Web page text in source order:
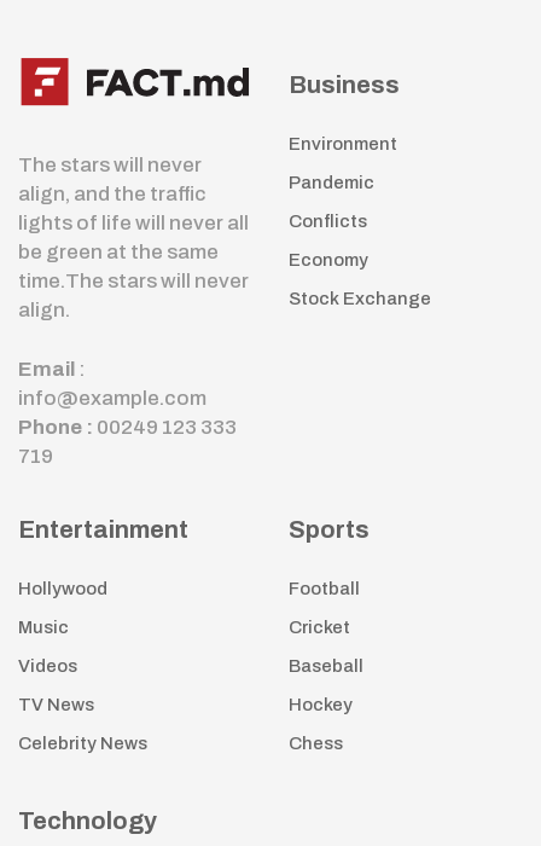
The stars will never
align, and the traffic
lights of life will never all
be green at the same
time.The stars will never
align.
Email :
info@example.com
Phone : 00249 123 333
719
Business
Environment
Pandemic
Conflicts
Economy
Stock Exchange
Entertainment
Hollywood
Music
Videos
TV News
Celebrity News
Sports
Football
Cricket
Baseball
Hockey
Chess
Technology